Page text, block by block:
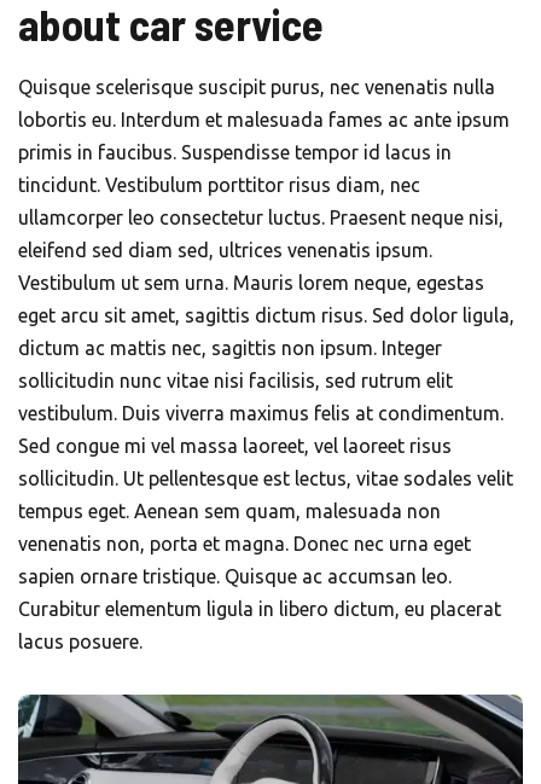
about car service
Quisque scelerisque suscipit purus, nec venenatis nulla
lobortis eu. Interdum et malesuada fames ac ante ipsum
primis in faucibus. Suspendisse tempor id lacus in
tincidunt. Vestibulum porttitor risus diam, nec
ullamcorper leo consectetur luctus. Praesent neque nisi,
eleifend sed diam sed, ultrices venenatis ipsum.
Vestibulum ut sem urna. Mauris lorem neque, egestas
eget arcu sit amet, sagittis dictum risus. Sed dolor ligula,
dictum ac mattis nec, sagittis non ipsum. Integer
sollicitudin nunc vitae nisi facilisis, sed rutrum elit
vestibulum. Duis viverra maximus felis at condimentum.
Sed congue mi vel massa laoreet, vel laoreet risus
sollicitudin. Ut pellentesque est lectus, vitae sodales velit
tempus eget. Aenean sem quam, malesuada non
venenatis non, porta et magna. Donec nec urna eget
sapien ornare tristique. Quisque ac accumsan leo.
Curabitur elementum ligula in libero dictum, eu placerat
lacus posuere.